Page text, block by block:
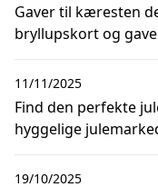
Gaver til kæresten
bryllupskort og
Find den perfekte
hyggelige
11/11/2025
19/10/2025